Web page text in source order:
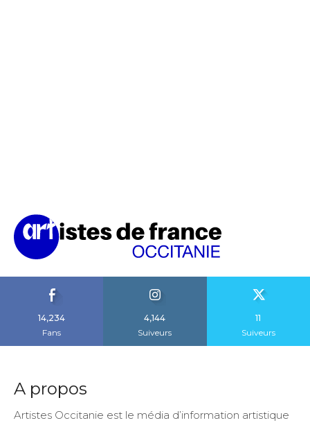
14,234
Fans
4,144
Suiveurs
11
Suiveurs
A propos
Artistes Occitanie est le média d’information artistique